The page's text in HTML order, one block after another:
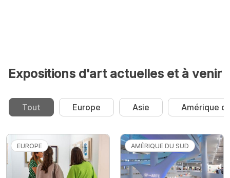
Expositions d'art actuelles et à venir
Tout Europe Asie Amérique
EUROPE AMÉRIQUE DU SUD